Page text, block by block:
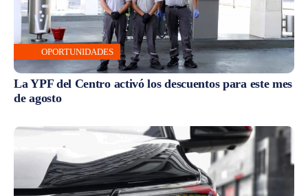
OPORTUNIDADES
La YPF del Centro activó los descuentos para este mes
de agosto